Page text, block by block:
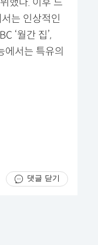
는 인상적인
‘월간 집’,
에서는 특유의
댓글 닫기